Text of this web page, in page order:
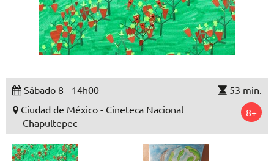
Sábado 8 - 14h00
53 min.
Ciudad de México - Cineteca Nacional
Chapultepec
8+